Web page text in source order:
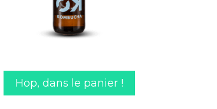
Hop, dans le panier !